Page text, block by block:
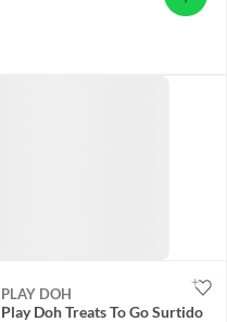
PLAY DOH
Play Doh Treats To Go Surtido